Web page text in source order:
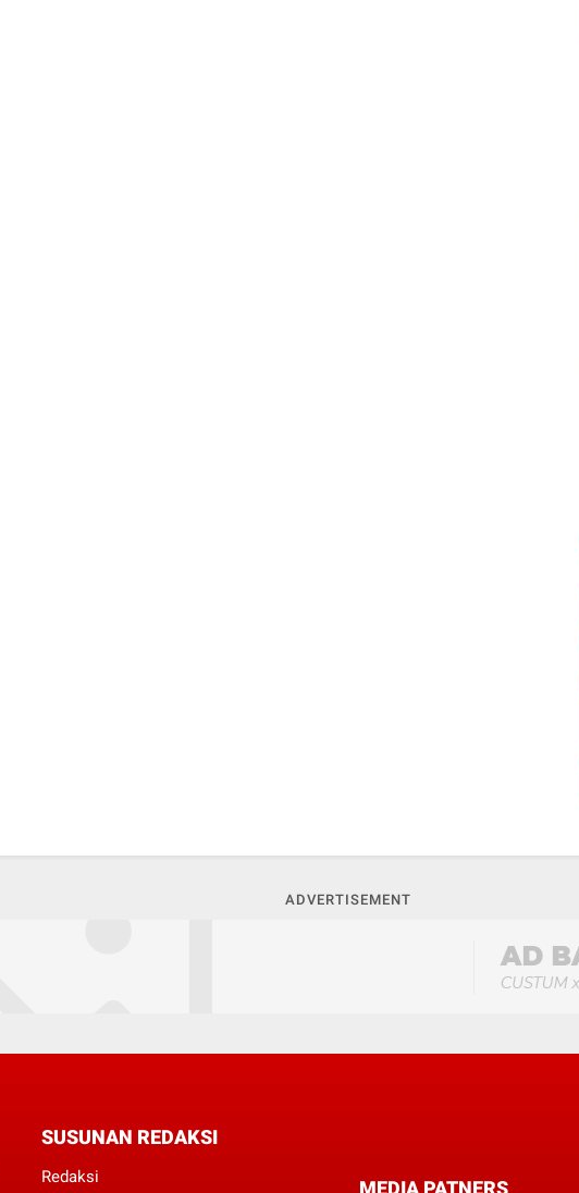
ADVERTISEMENT
SUSUNAN REDAKSI
Redaksi MEDIA PATNERS